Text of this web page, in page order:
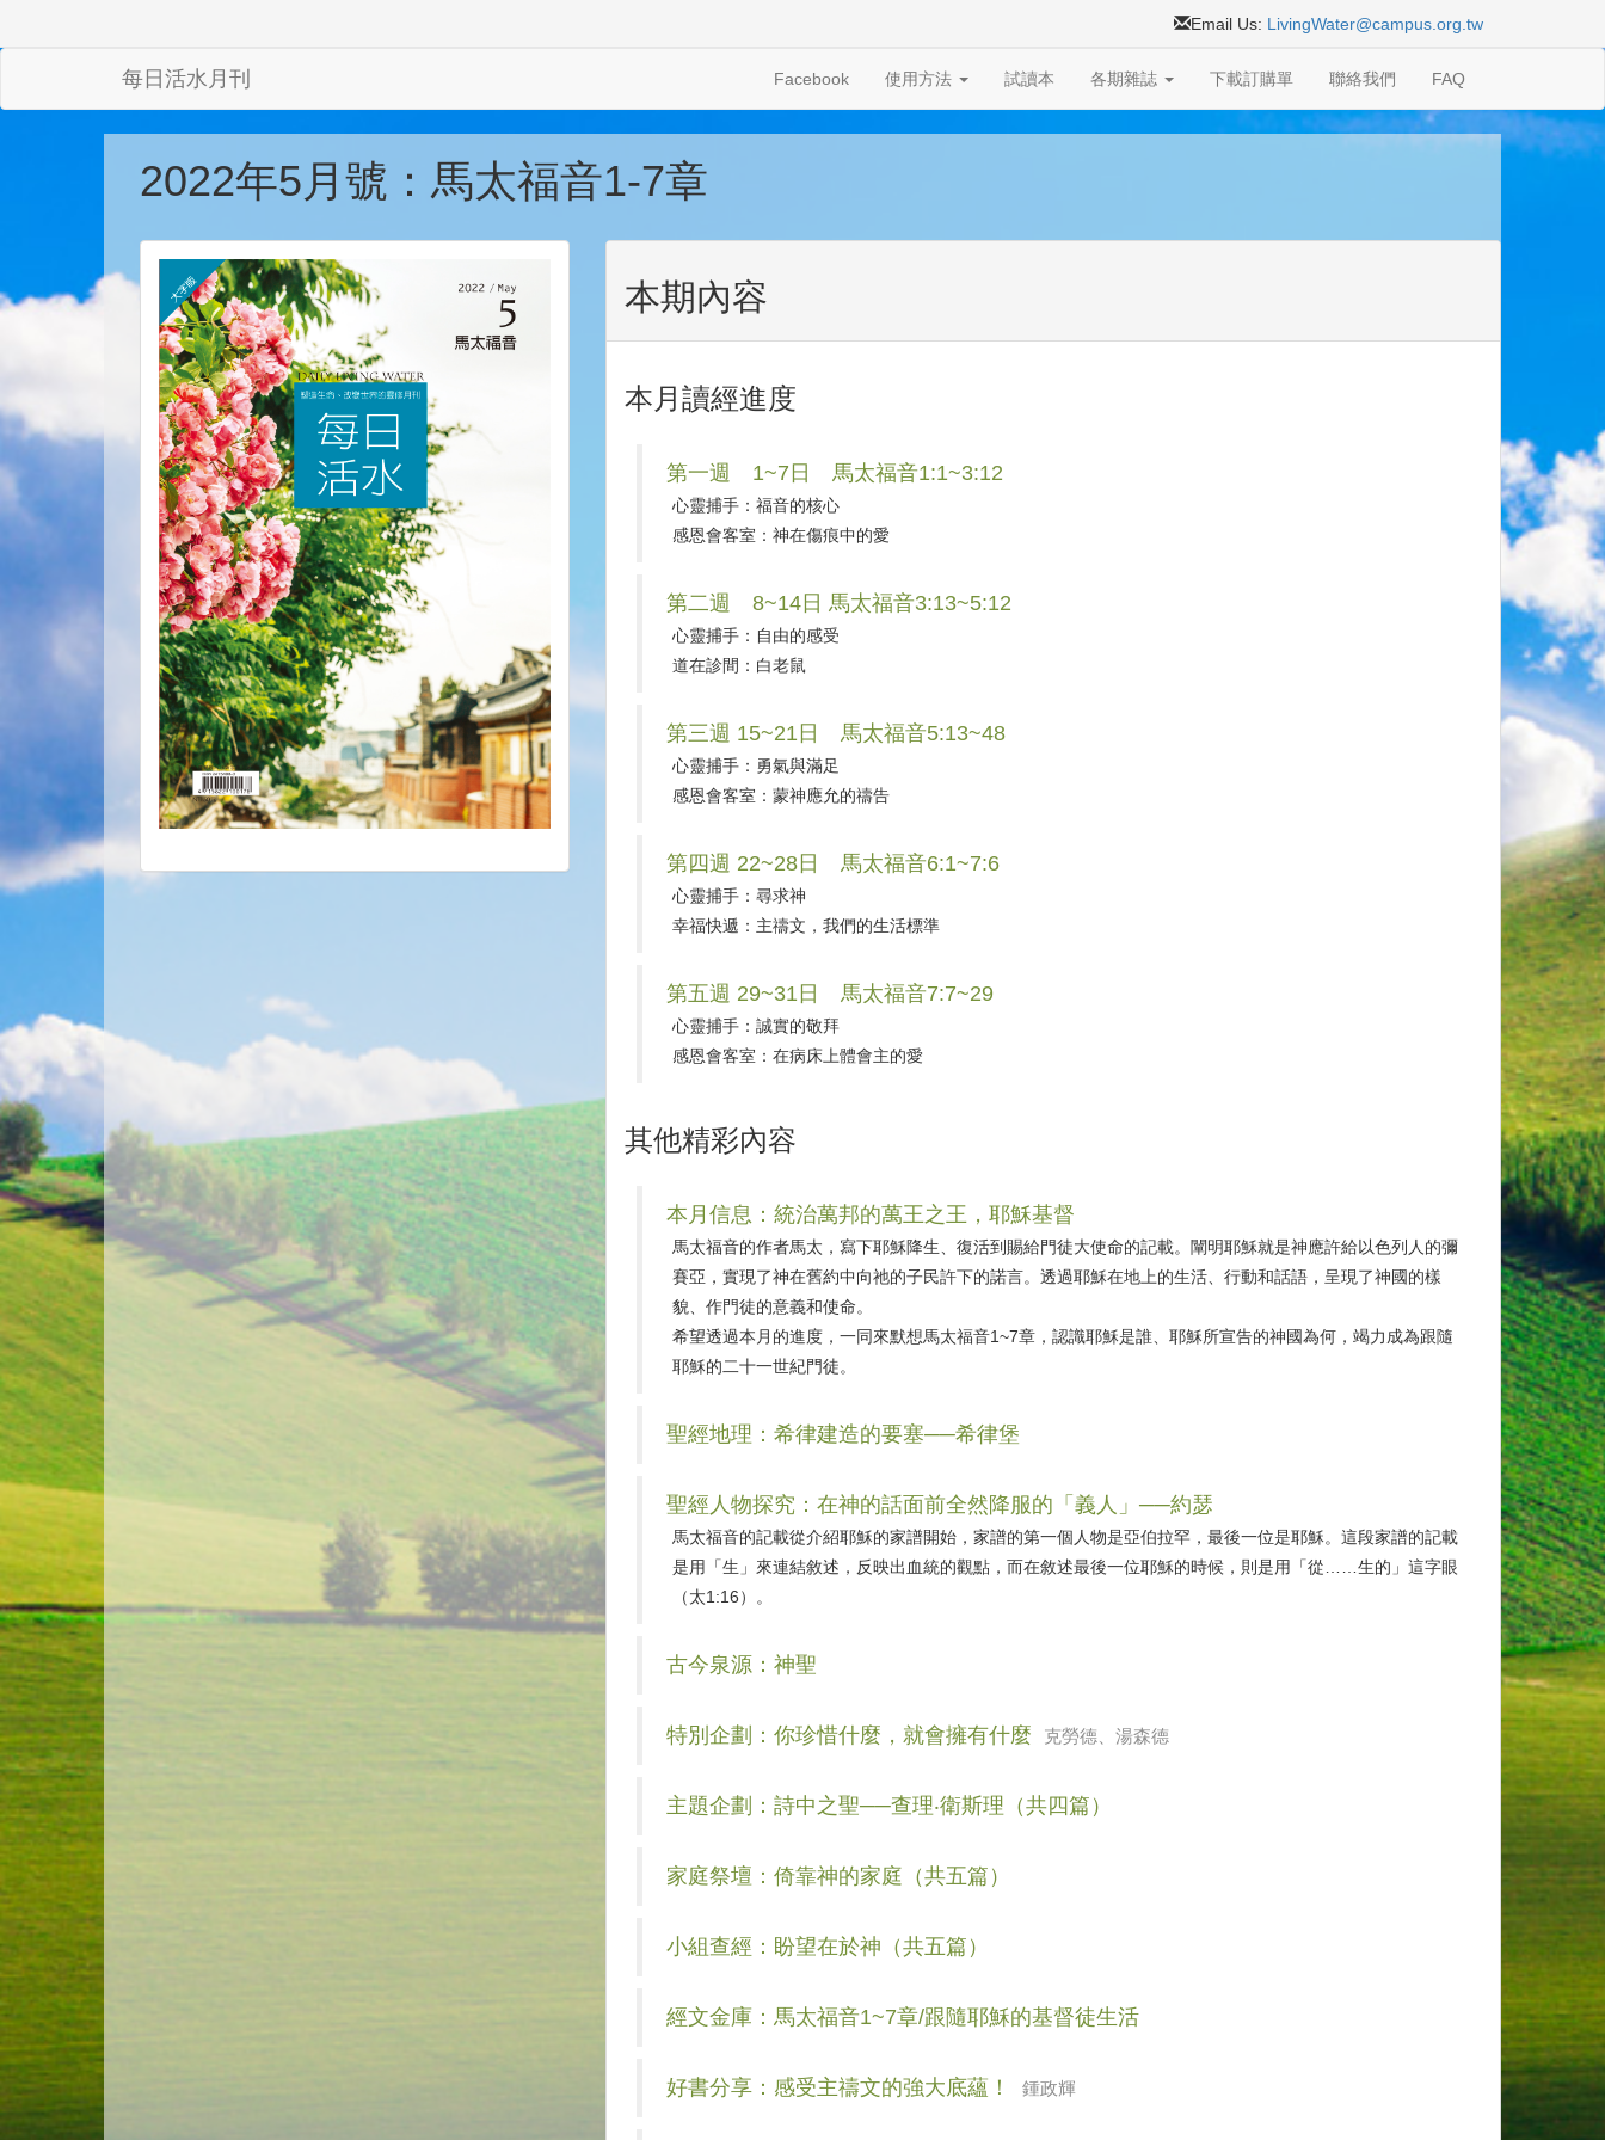
Email Us: LivingWater@campus.org.tw
每日活水月刊 Facebook 使用方法 試讀本 各期雜誌 下載訂購單 聯絡我們 FAQ
2022年5月號：馬太福音1-7章
本期內容
本月讀經進度
第一週 1~7日 馬太福音1:1~3:12
心靈捕手：福音的核心
感恩會客室：神在傷痕中的愛
第二週 8~14日 馬太福音3:13~5:12
心靈捕手：自由的感受
道在診間：白老鼠
第三週 15~21日 馬太福音5:13~48
心靈捕手：勇氣與滿足
感恩會客室：蒙神應允的禱告
第四週 22~28日 馬太福音6:1~7:6
心靈捕手：尋求神
幸福快遞：主禱文，我們的生活標準
第五週 29~31日 馬太福音7:7~29
心靈捕手：誠實的敬拜
感恩會客室：在病床上體會主的愛
其他精彩內容
本月信息：統治萬邦的萬王之王，耶穌基督
馬太福音的作者馬太，寫下耶穌降生、復活到賜給門徒大使命的記載。闡明耶穌就是神應許給以色列人的彌
賽亞，實現了神在舊約中向祂的子民許下的諾言。透過耶穌在地上的生活、行動和話語，呈現了神國的樣
貌、作門徒的意義和使命。
希望透過本月的進度，一同來默想馬太福音1~7章，認識耶穌是誰、耶穌所宣告的神國為何，竭力成為跟隨
耶穌的二十一世紀門徒。
聖經地理：希律建造的要塞──希律堡
聖經人物探究：在神的話面前全然降服的「義人」──約瑟
馬太福音的記載從介紹耶穌的家譜開始，家譜的第一個人物是亞伯拉罕，最後一位是耶穌。這段家譜的記載
是用「生」來連結敘述，反映出血統的觀點，而在敘述最後一位耶穌的時候，則是用「從……生的」這字眼
（太1:16）。
古今泉源：神聖
特別企劃：你珍惜什麼，就會擁有什麼 克勞德、湯森德
主題企劃：詩中之聖──查理‧衛斯理（共四篇）
家庭祭壇：倚靠神的家庭（共五篇）
小組查經：盼望在於神（共五篇）
經文金庫：馬太福音1~7章/跟隨耶穌的基督徒生活
好書分享：感受主禱文的強大底蘊！ 鍾政輝